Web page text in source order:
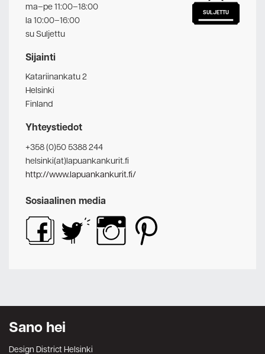
ma–pe 11:00–18:00
la 10:00–16:00
su Suljettu
SULJETTU
Sijainti
Katariinankatu 2
Helsinki
Finland
Yhteystiedot
+358 (0)50 5388 244
helsinki(at)lapuankankurit.fi
http://www.lapuankankurit.fi/
Sosiaalinen media
Sano hei
Design District Helsinki